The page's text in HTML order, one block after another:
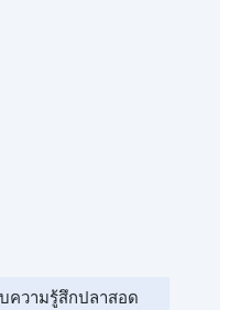
ความรู้สึกปลาสอด